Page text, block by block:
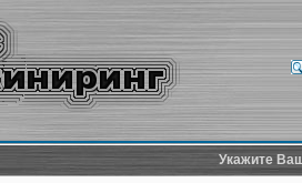
Укажите